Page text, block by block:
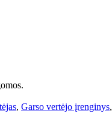
, Garso vertėjo įrenginys,